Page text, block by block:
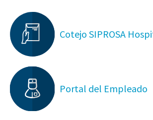
Cotejo SIPROSA
Portal del Empleado